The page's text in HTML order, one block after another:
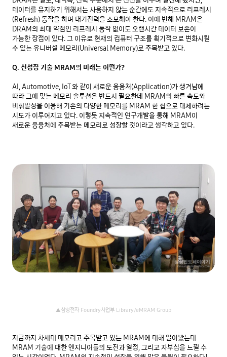
데이터를 유지하기 위해서는 사용하지 않는 순간에도 지속적으로 리프레시
(Refresh) 동작을 하며 대기전력을 소모해야 한다. 이에 반해 MRAM은
DRAM의 최대 약점인 리프레시 동작 없이도 오랜시간 데이터 보존이
가능한 장점이 있다. 그 이유로 현재의 컴퓨터 구조를 획기적으로 변화시킬
수 있는 유니버설 메모리(Universal Memory)로 주목받고 있다.
Q. 신성장 기술 MRAM의 미래는 어떤가?
AI, Automotive, IoT 와 같이 새로운 응용처(Application)가 생겨남에
따라 그에 맞는 메모리 솔루션은 반드시 필요한데 MRAM의 빠른 속도와
비휘발성을 이용해 기존의 다양한 메모리를 MRAM 한 칩으로 대체하려는
시도가 이루어지고 있다. 이렇듯 지속적인 연구개발을 통해 MRAM이
▲삼성전자 Foundry사업부 Library/eMRAM Group
지금까지 차세대 메모리고 주목받고 있는 MRAM에 대해 알아봤는데
MRAM 기술에 대한 엔지니어들의 도전과 열정, 그리고 자부심을 느낄 수